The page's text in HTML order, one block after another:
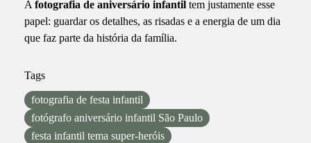
A fotografia de aniversário infantil tem justamente esse
papel: guardar os detalhes, as risadas e a energia de um dia
que faz parte da história da família.
Tags
fotografia de festa infantil
fotógrafo aniversário infantil São Paulo
festa infantil tema super-heróis